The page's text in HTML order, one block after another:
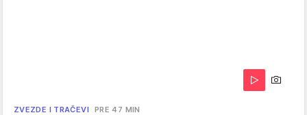
ZVEZDE I TRAČEVI PRE 47 MIN